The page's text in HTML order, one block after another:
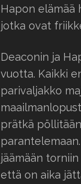
Hapon elämää
jotka ovat
Deaconin ja
vuotta. Kaikki
parivaljakko
prätkä
jäämään
että on aika